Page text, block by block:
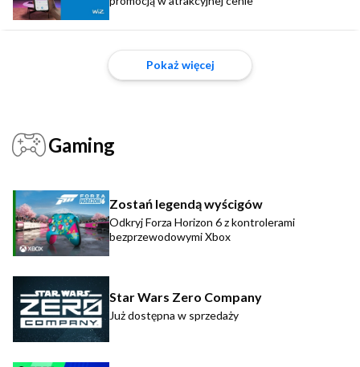
Pokaż więcej
Gaming
Zostań legendą wyścigów
Odkryj Forza Horizon 6 z kontrolerami
bezprzewodowymi Xbox
Star Wars Zero Company
Już dostępna w sprzedaży